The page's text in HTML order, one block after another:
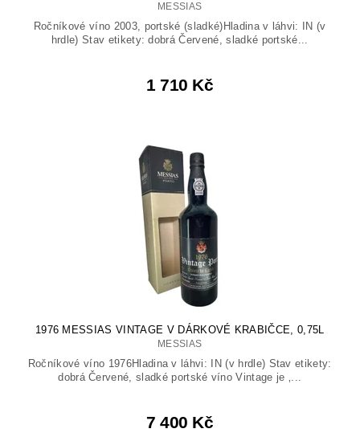
MESSIAS
Ročníkové víno 2003, portské (sladké)Hladina v láhvi: IN (v
hrdle) Stav etikety: dobrá Červené, sladké portské...
1 710 Kč
1976 MESSIAS VINTAGE V DÁRKOVÉ KRABIČCE, 0,75L
MESSIAS
Ročníkové víno 1976Hladina v láhvi: IN (v hrdle) Stav etikety:
dobrá Červené, sladké portské víno Vintage je ‚...
7 400 Kč